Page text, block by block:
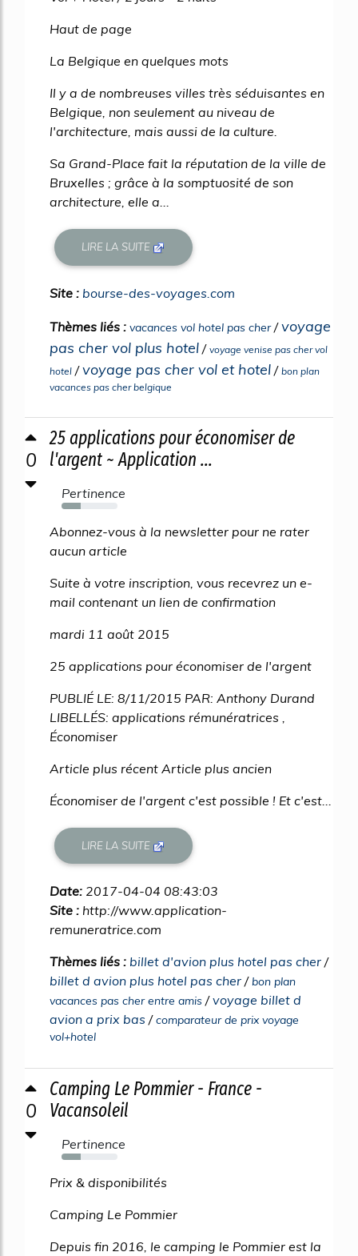
Haut de page
La Belgique en quelques mots
Il y a de nombreuses villes très séduisantes en
Belgique, non seulement au niveau de
l'architecture, mais aussi de la culture.
Sa Grand-Place fait la réputation de la ville de
Bruxelles ; grâce à la somptuosité de son
architecture, elle a...
LIRE LA SUITE
Site : bourse-des-voyages.com
Thèmes liés : vacances vol hotel pas cher/voyage
pas cher vol plus hotel / voyage venise pas cher vol
hotel /voyage pas cher vol et hotel / bon plan
vacances pas cher belgique
0
25 applications pour économiser de
l'argent ~ Application ...
Pertinence
34%
Abonnez-vous à la newsletter pour ne rater
aucun article
Suite à votre inscription, vous recevrez un e-
mail contenant un lien de confirmation
mardi 11 août 2015
25 applications pour économiser de l'argent
PUBLIÉ LE: 8/11/2015 PAR: Anthony Durand
LIBELLÉS: applications rémunératrices ,
Économiser
Article plus récent Article plus ancien
Économiser de l'argent c'est possible ! Et c'est...
LIRE LA SUITE
Date: 2017-04-04 08:43:03
Site : http://www.application-
remuneratrice.com
Thèmes liés : billet d'avion plus hotel pas cher /
billet d avion plus hotel pas cher /bon plan
vacances pas cher entre amis /voyage billet d
avion a prix bas /comparateur de prix voyage
vol+hotel
0
Camping Le Pommier - France -
Vacansoleil
Pertinence
34%
Prix & disponibilités
Camping Le Pommier
Depuis fin 2016, le camping le Pommier est la